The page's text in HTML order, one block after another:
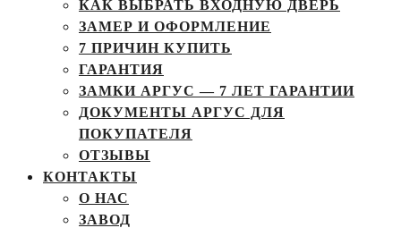
КАК ВЫБРАТЬ ВХОДНУЮ ДВЕРЬ
ЗАМЕР И ОФОРМЛЕНИЕ
7 ПРИЧИН КУПИТЬ
ГАРАНТИЯ
ЗАМКИ АРГУС — 7 ЛЕТ ГАРАНТИИ
ДОКУМЕНТЫ АРГУС ДЛЯ
ПОКУПАТЕЛЯ
ОТЗЫВЫ
КОНТАКТЫ
О НАС
ЗАВОД